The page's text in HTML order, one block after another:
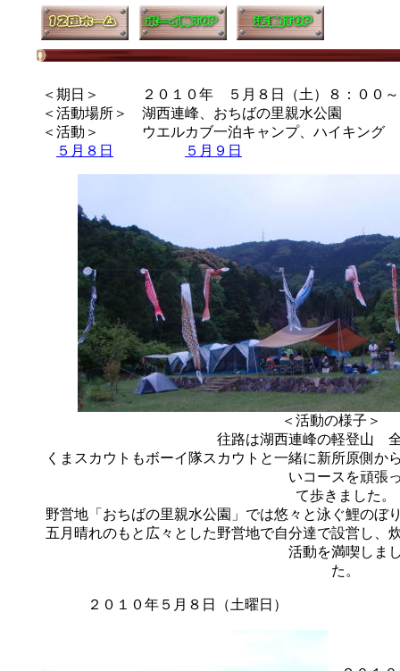
＜期日＞ ２０１０年 ５月８日（土）８：００～
＜活動場所＞ 湖西連峰、おちばの里親水公園
＜活動＞ ウエルカブ一泊キャンプ、ハイキング
５月８日
５月９日
＜活動の様子
往路は湖西連峰の軽登山
くまスカウトもボーイ隊スカウトと一緒に新所原側か
いコースを頑張
て歩きました。
野営地「おちばの里親水公園」では悠々と泳ぐ鯉のぼ
五月晴れのもと広々とした野営地で自分達で設営し
活動を満喫しま
た。
２０１０年５月８日（土曜日）